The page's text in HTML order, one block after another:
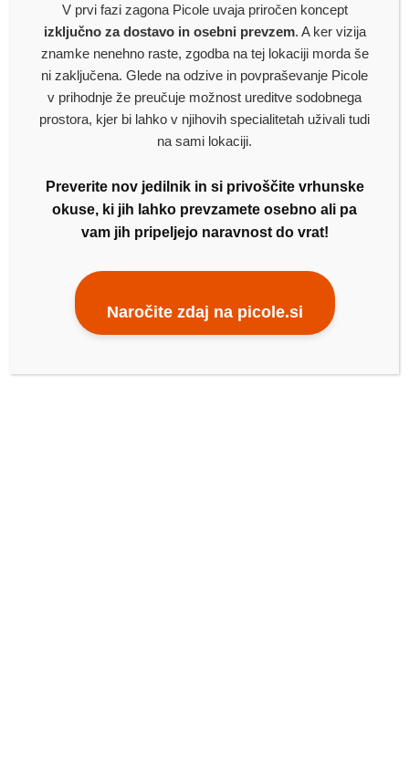
PLESKAVICA
€11,40
Dodaj v seznam za dostavo
V prvi fazi zagona Picole uvaja priročen koncept
izključno za dostavo in osebni prevzem. A ker vizija
znamke nenehno raste, zgodba na tej lokaciji morda še
ni zaključena. Glede na odzive in povpraševanje Picole
v prihodnje že preučuje možnost ureditve sodobnega
prostora, kjer bi lahko v njihovih specialitetah uživali tudi
na sami lokaciji.
Preverite nov jedilnik in si privoščite vrhunske
okuse, ki jih lahko prevzamete osebno ali pa
vam jih pripeljejo naravnost do vrat!
Naročite zdaj na picole.si